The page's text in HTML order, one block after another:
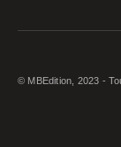
© MBEdition, 2023 -